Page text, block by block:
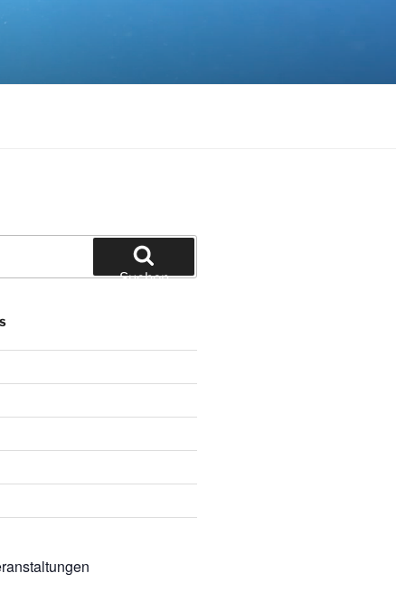
Suchen